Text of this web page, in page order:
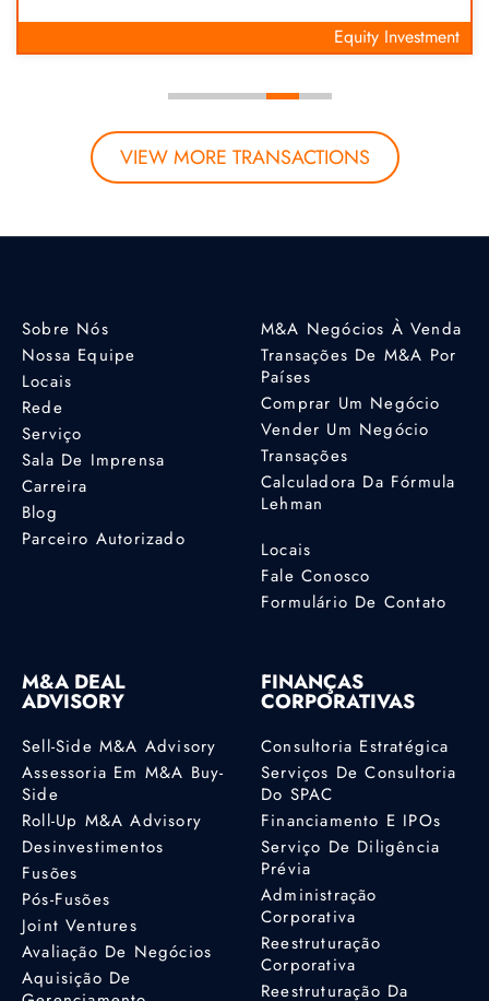
Equity Investment
VIEW MORE TRANSACTIONS
Sobre Nós
Nossa Equipe
Locais
Rede
Serviço
Sala De Imprensa
Carreira
Blog
Parceiro Autorizado
M&A Negócios À Venda
Transações De M&A Por
Países
Comprar Um Negócio
Vender Um Negócio
Transações
Calculadora Da Fórmula
Lehman
Locais
Fale Conosco
Formulário De Contato
M&A DEAL
ADVISORY
Sell-Side M&A Advisory
Assessoria Em M&A Buy-
Side
Roll-Up M&A Advisory
Desinvestimentos
Fusões
Pós-Fusões
Joint Ventures
Avaliação De Negócios
Aquisição De
FINANÇAS
CORPORATIVAS
Consultoria Estratégica
Serviços De Consultoria
Do SPAC
Financiamento E IPOs
Serviço De Diligência
Prévia
Administração
Corporativa
Reestruturação
Corporativa
Reestruturação Da